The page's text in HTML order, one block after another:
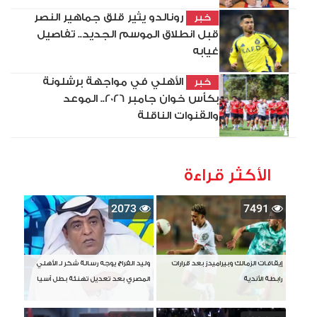
خبر
رونالدو يثير قلق جماهير النصر
قبل انطلاق الموسم الجديد.. تفاصيل
غيابه
خبر
الأهلي في مواجهة برشلونة
بكأس خوان جامبر 2026.. الموعد
والقنوات الناقلة
الأكثر قراءة
7491
إيقافات الزمالك وبيراميدز بعد قرارات
رابطة الأندية
2073
وليد الفراج يوجه رسالة شكر لـ الأهلي
المصري بعد تعديل تهنئة بطل آسيا